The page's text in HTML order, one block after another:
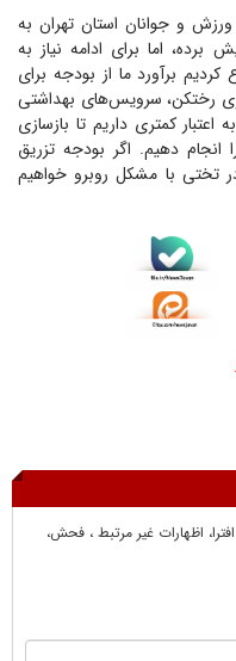
و جوانان استان تهران به
برده، اما برای ادامه نیاز به
برآورد ما از بودجه برای
رختکن، سرویس‌های بهداشتی
به اعتبار کمتری داریم تا بازسازی
دهیم. اگر بودجه تزریق
تختی با مشکل روبرو خواهیم
اظهارات غير مرتبط ، فحش،